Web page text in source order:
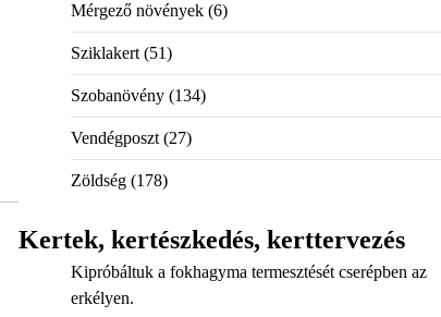
Mérgező növények(6)
Sziklakert(51)
Szobanövény(134)
Vendégposzt(27)
Zöldség(178)
Kertek, kertészkedés, kerttervezés
Kipróbáltuk a fokhagyma termesztését cserépben az
erkélyen.